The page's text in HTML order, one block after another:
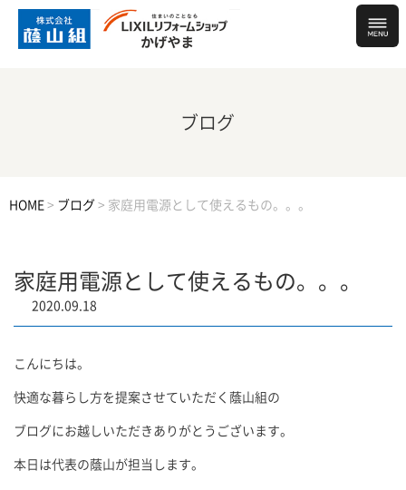
ブログ
HOME > ブログ > 家庭用電源として使えるもの。。。
家庭用電源として使えるもの。。。
2020.09.18
こんにちは。
快適な暮らし方を提案させていただく蔭山組の
ブログにお越しいただきありがとうございます。
本日は代表の蔭山が担当します。